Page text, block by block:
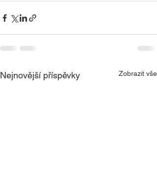
Nejnovější příspěvky Zobrazit vše